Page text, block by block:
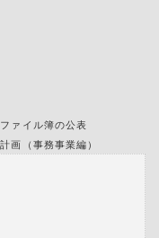
ァイル簿の公表
画（事務事業編）